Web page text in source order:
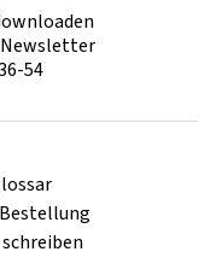
Newsletter
54